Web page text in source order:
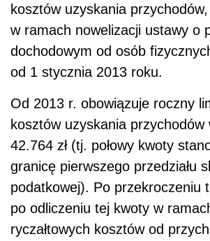
kosztów uzyskania
w ramach nowelizacji ustawy o
dochodowym od osób
od 1 stycznia 2013 roku.
Od 2013 r. obowiązuje roczny
kosztów uzyskania przychodów
42.764 zł (tj. połowy kwoty
granicę pierwszego przedziału
podatkowej). Po przekroczeniu
po odliczeniu tej kwoty w
ryczałtowych kosztów od